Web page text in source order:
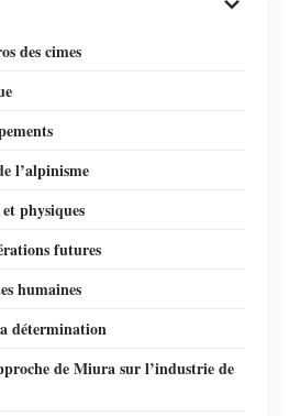
des cimes
l’alpinisme
physiques
futures
humaines
détermination
de Miura sur l’industrie de